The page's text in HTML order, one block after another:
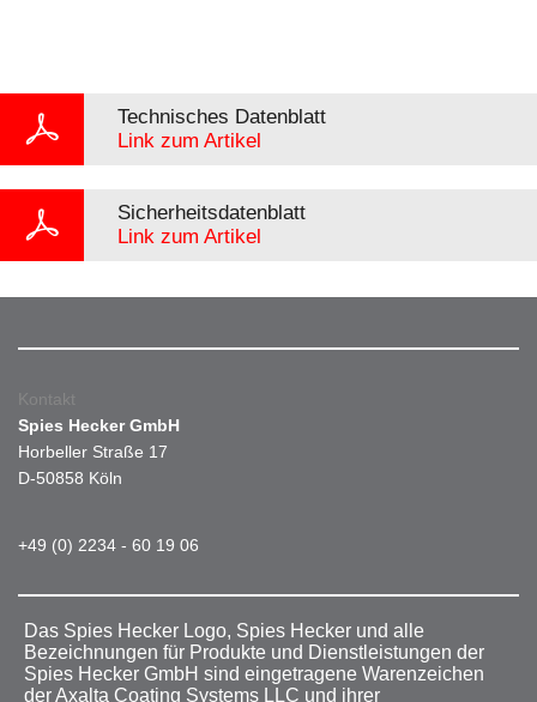
Technisches Datenblatt
Link zum Artikel
Sicherheitsdatenblatt
Link zum Artikel
Kontakt
Spies Hecker GmbH
Horbeller Straße 17
D-50858 Köln
+49 (0) 2234 - 60 19 06
Das Spies Hecker Logo, Spies Hecker und alle
Bezeichnungen für Produkte und Dienstleistungen der
Spies Hecker GmbH sind eingetragene Warenzeichen
der Axalta Coating Systems LLC und ihrer